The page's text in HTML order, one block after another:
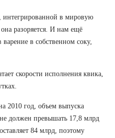
интегрированной в мировую
разоряется. И нам ещё
в собственном соку,
скорости исполнения квика,
2010 год, объем выпуска
должен превышать 17,8 млрд
84 млрд, поэтому